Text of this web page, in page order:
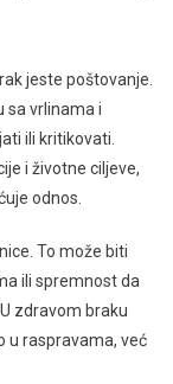
jeste poštovanje.
sa vrlinama i
ili kritikovati.
i životne ciljeve,
odnos.
To može biti
ili spremnost da
zdravom braku
u raspravama, već